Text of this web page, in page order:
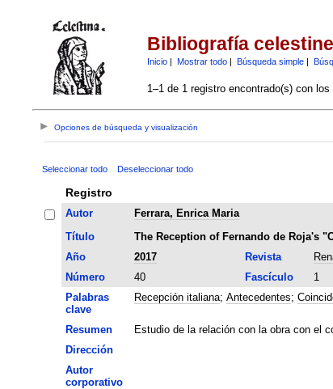
Bibliografía
Inicio| Mostrar todo| Búsqueda simple|
1–1 de 1 registro encontrado(s) con
Opciones de búsqueda y visualización
Seleccionar todo Deseleccionar todo
Registro
Autor
Ferrara, Enrica Maria
Título
The Reception of Fernando de Roja's
Año
2017 Revista
Número
40 Fascículo 1
Palabras
clave
Recepción italiana; Antecedentes;
Resumen
Estudio de la relación con la obra con el
Dirección
Autor
corporativo